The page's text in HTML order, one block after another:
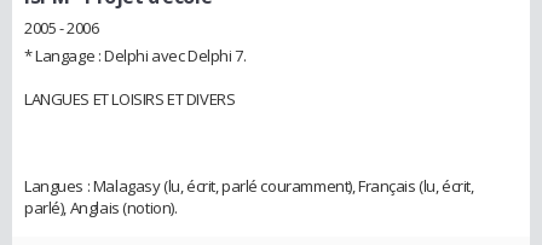
2005 - 2006
* Langage : Delphi avec Delphi 7.
LANGUES ET LOISIRS ET DIVERS
Langues : Malagasy (lu, écrit, parlé couramment), Français (lu, écrit,
parlé), Anglais (notion).